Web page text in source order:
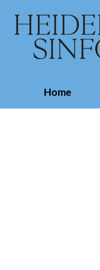
Home